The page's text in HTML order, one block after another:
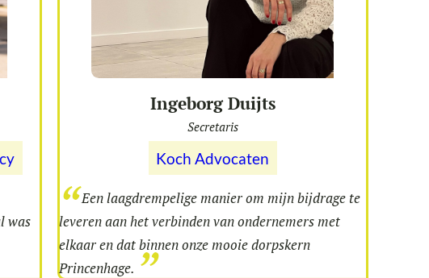
was
Ingeborg Duijts
Secretaris
Koch Advocaten
Een laagdrempelige manier om mijn bijdrage te
leveren aan het verbinden van ondernemers met
elkaar en dat binnen onze mooie dorpskern
Princenhage.